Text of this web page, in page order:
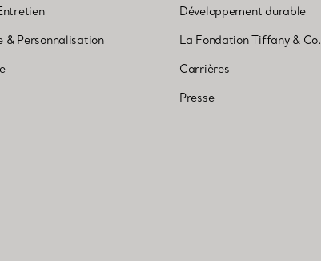
& Personnalisation
Développement durable
La Fondation Tiffany & Co.
Carrières
Presse